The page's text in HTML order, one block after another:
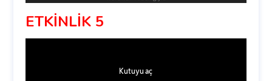
ETKİNLİK 5